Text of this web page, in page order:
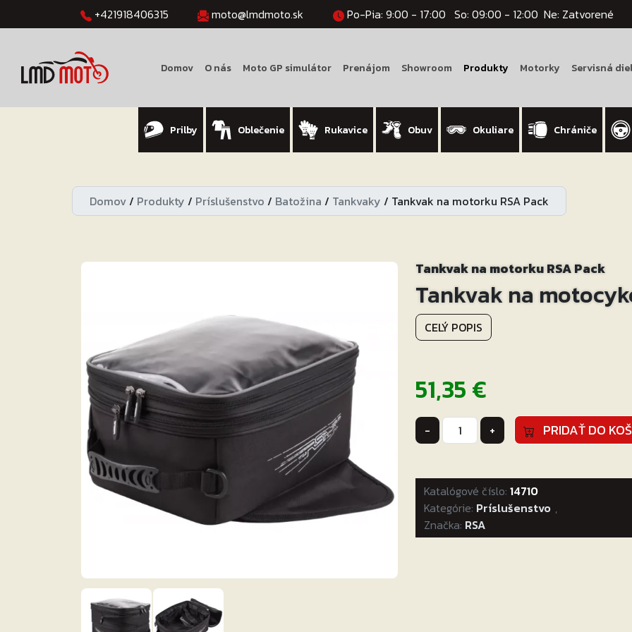
+421918406315 moto@lmdmoto.sk Po-Pia: 9:00 - 17:00 So: 09:00 - 12:00 Ne: Zatvorené
Domov O nás Moto GP simulátor Prenájom Showroom Produkty Motorky Servisná
Prilby Oblečenie Rukavice Obuv Okuliare Chrániče
Domov/ Produkty / Príslušenstvo / Batožina / Tankvaky / Tankvak na motorku RSA Pack
Tankvak na motorku RSA Pack
Tankvak na
CELÝ POPIS
51,35€
-
množstvo
Tankvak
motorku
RSA
Pack
+ PRIDAŤ DO
Katalógové číslo: 14710
Kategórie: Príslušenstvo ,
Značka: RSA